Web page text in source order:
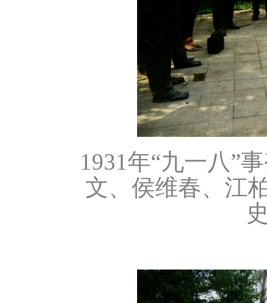
1931年“九一八”
文、侯维春、江